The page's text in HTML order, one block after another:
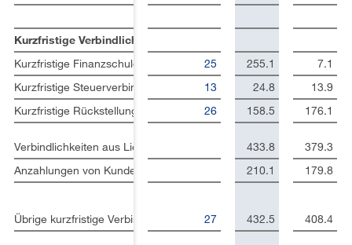
25 255.1
7.1
13
24.8
13.9
26
158.5 176.1
433.8
379.3
210.1
179.8
27 432.5 408.4
Kurzfristige Verbindlichkeiten
Kurzfristige Finanzschulden
Kurzfristige Steuerverbindlichkeiten
Kurzfristige Rückstellungen
Verbindlichkeiten aus Lieferungen und Leistungen
Anzahlungen von Kunden
Übrige kurzfristige Verbindlichkeiten und passive